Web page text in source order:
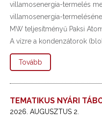
villamosenergia-termelés
villamosenergia-
MW teljesítményű Paksi
A vízre a kondenzátorok
Tovább
TEMATIKUS NYÁRI
2026. AUGUSZTUS 2.